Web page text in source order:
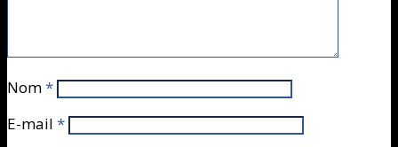
Nom*
E-mail *